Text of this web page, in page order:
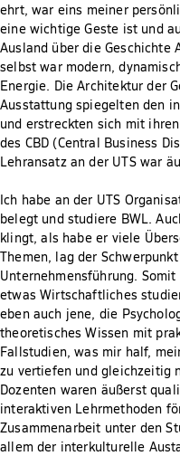
ehrt, war eins meiner
eine wichtige Geste ist und
Ausland über die Geschichte
selbst war modern,
Energie. Die Architektur der
Ausstattung spiegelten den
und erstreckten sich mit
des CBD (Central Business
Lehransatz an der UTS war
Ich habe an der UTS
belegt und studiere BWL.
klingt, als habe er viele
Themen, lag der
Unternehmensführung.
etwas Wirtschaftliches
eben auch jene, die
theoretisches Wissen mit
Fallstudien, was mir half,
zu vertiefen und gleichzeitig
Dozenten waren äußerst
interaktiven Lehrmethoden
Zusammenarbeit unter den
allem der interkulturelle